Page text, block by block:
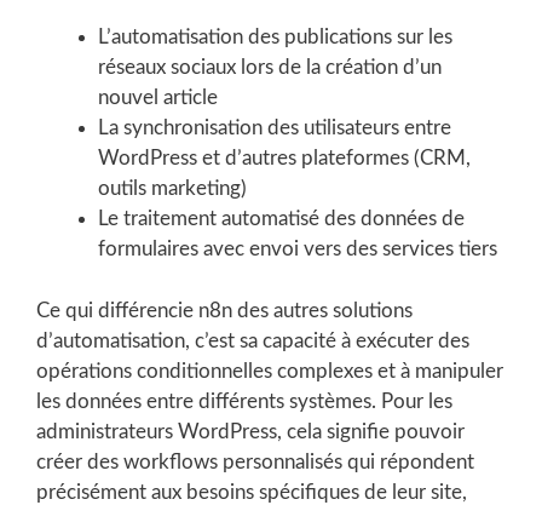
L’automatisation des publications sur les
réseaux sociaux lors de la création d’un
nouvel article
La synchronisation des utilisateurs entre
WordPress et d’autres plateformes (CRM,
outils marketing)
Le traitement automatisé des données de
formulaires avec envoi vers des services tiers
Ce qui différencie n8n des autres solutions
d’automatisation, c’est sa capacité à exécuter des
opérations conditionnelles complexes et à manipuler
les données entre différents systèmes. Pour les
administrateurs WordPress, cela signifie pouvoir
créer des workflows personnalisés qui répondent
précisément aux besoins spécifiques de leur site,